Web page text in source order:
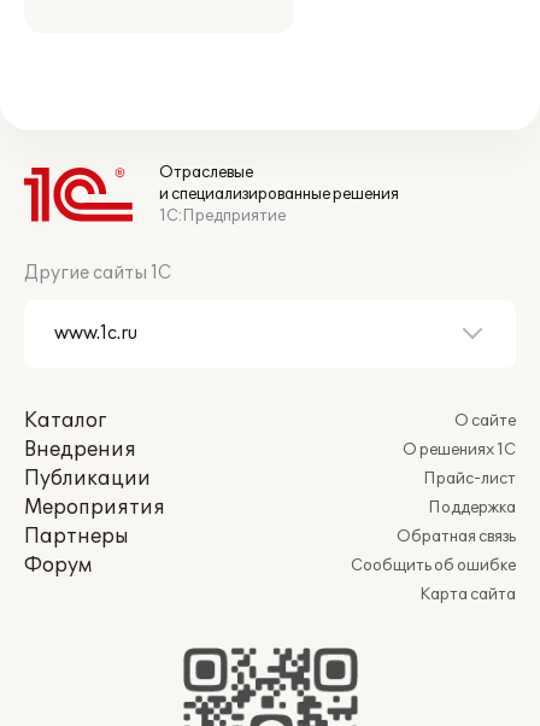
Отраслевые
и специализированные решения
1С:Предприятие
Другие сайты 1С
Каталог
Внедрения
Публикации
Мероприятия
Партнеры
Форум
О сайте
О решениях 1С
Прайс-лист
Поддержка
Обратная связь
Сообщить об ошибке
Карта сайта